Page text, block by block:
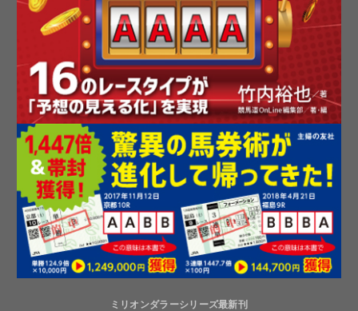
ミリオンダラーシリーズ最新刊